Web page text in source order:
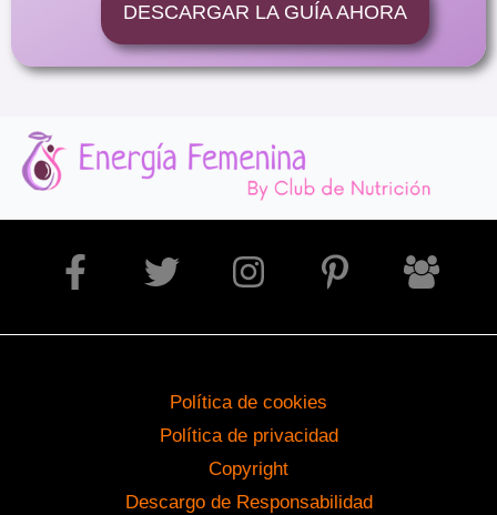
DESCARGAR LA GUÍA AHORA
Política de cookies
Política de privacidad
Copyright
Descargo de Responsabilidad